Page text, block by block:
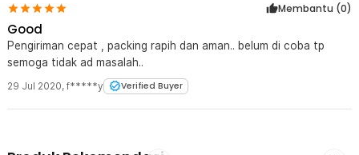
Membantu (0)
Good
Pengiriman cepat , packing rapih dan aman.. belum di coba tp
semoga tidak ad masalah..
29 Jul 2020, f*****y Verified Buyer